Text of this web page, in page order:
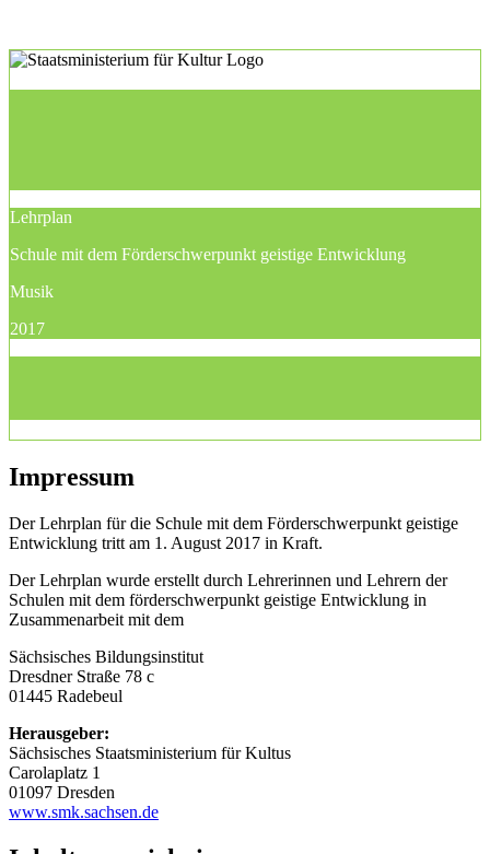
Lehrplan
Schule mit dem Förderschwerpunkt geistige Entwicklung
Musik
2017
Impressum
Der Lehrplan für die Schule mit dem Förderschwerpunkt geistige
Entwicklung tritt am 1. August 2017 in Kraft.
Der Lehrplan wurde erstellt durch Lehrerinnen und Lehrern der
Schulen mit dem förderschwerpunkt geistige Entwicklung in
Zusammenarbeit mit dem
Sächsisches Bildungsinstitut
Dresdner Straße 78 c
01445 Radebeul
Herausgeber:
Sächsisches Staatsministerium für Kultus
Carolaplatz 1
01097 Dresden
www.smk.sachsen.de